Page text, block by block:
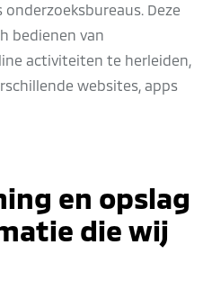
Deze
bedienen van
activiteiten te herleiden,
websites, apps
en opslag
die wij